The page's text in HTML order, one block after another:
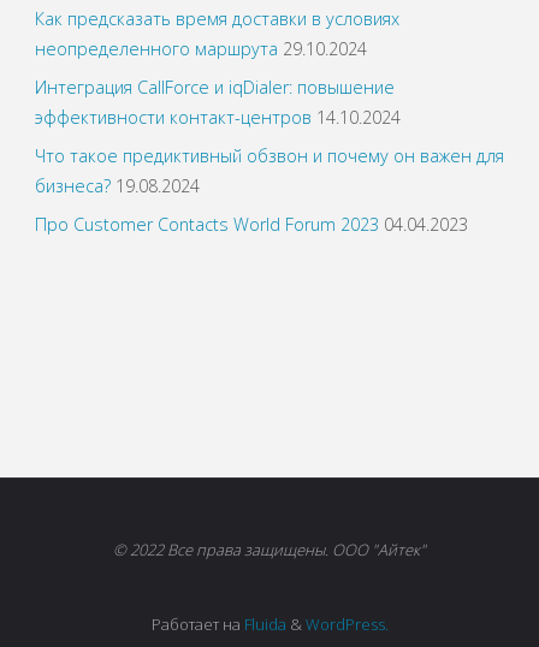
Как предсказать время доставки в условиях
неопределенного маршрута 29.10.2024
Интеграция CallForce и iqDialer: повышение
эффективности контакт-центров 14.10.2024
Что такое предиктивный обзвон и почему он важен для
бизнеса? 19.08.2024
Про Customer Contacts World Forum 2023 04.04.2023
© 2022 Все права защищены. ООО "Айтек"
Работает на Fluida &WordPress.